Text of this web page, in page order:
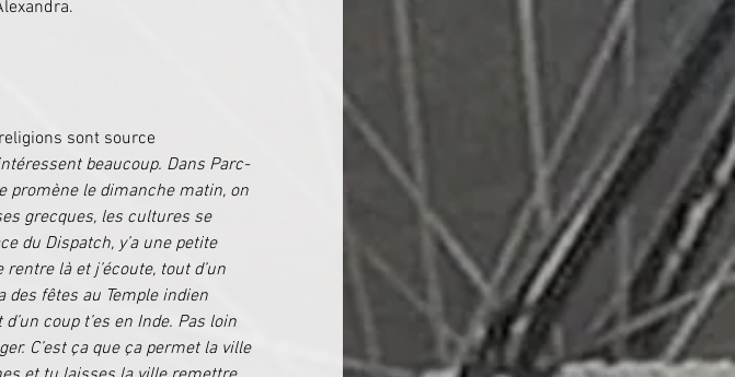
sont source
beaucoup. Dans Parc-
promène le dimanche matin, on
grecques, les cultures se
du Dispatch, y’a une petite
là et j’écoute, tout d’un
des fêtes au Temple indien
coup t’es en Inde. Pas loin
C’est ça que ça permet la ville